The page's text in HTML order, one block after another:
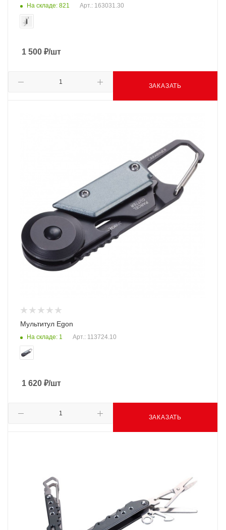
На складе: 821 Арт.: 163031.30
1 500 ₽/шт
ЗАКАЗАТЬ
Мультитул Egon
На складе: 1 Арт.: 113724.10
1 620 ₽/шт
ЗАКАЗАТЬ